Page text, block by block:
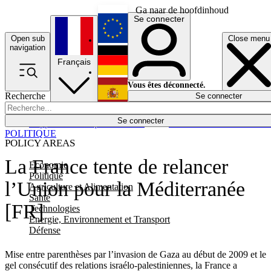
Ga naar de hoofdinhoud
Open sub
navigation
Close menu
Recherche
Se connecter
POLICY AREAS
Economie
Politique
Agriculture et Alimentation
Santé
Technologies
Energie, Environnement et Transport
Défense
Économie
Français
English
Deutsch
Español
Se connecter
Vous êtes déconnecté.
Se connecter
La France tente de relancer
l’Union pour la Méditerranée
[FR]
Mise entre parenthèses par l’invasion de Gaza au début de 2009 et le
gel consécutif des relations israélo-palestiniennes, la France a
POLITIQUE